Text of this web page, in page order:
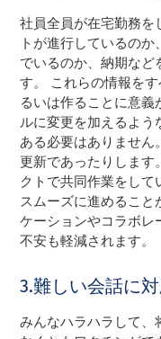
社員全員が在宅勤務を
トが進行しているの
でいるのか、納期など
す。 これらの情報を
るいは作ることに意義
ルに変更を加えるよう
ある必要はありません
更新であったりします
クトで共同作業をして
スムーズに進めること
ケーションやコラボレ
不安も軽減されます。
3.難しい会話に
みんなハラハラして、